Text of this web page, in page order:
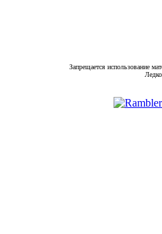
Запрещается использование